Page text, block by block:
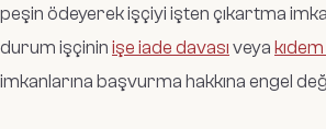
peşin ödeyerek işçiyi işten çıkartma
durum işçinin işe iade davası veya
imkanlarına başvurma hakkına engel